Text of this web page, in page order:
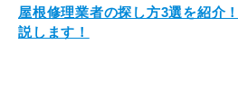
屋根修理業者の探し方3選を紹介
説します！